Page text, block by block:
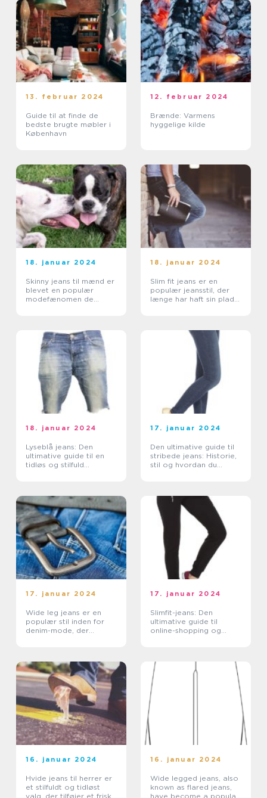
13. februar 2024
Guide til at finde de
bedste brugte møbler i
København
12. februar 2024
Brænde: Varmens
hyggelige kilde
18. januar 2024
Skinny jeans til mænd er
blevet en populær
modefænomen de
18. januar 2024
Slim fit jeans er en
populær jeansstil, der
længe har haft sin plads
18. januar 2024
Lyseblå jeans: Den
ultimative guide til en
tidløs og stilfuld
17. januar 2024
Den ultimative guide til
stribede jeans: Historie,
stil og hvordan du
17. januar 2024
Wide leg jeans er en
populær stil inden for
denim-mode, der
17. januar 2024
Slimfit-jeans: Den
ultimative guide til
online-shopping og
16. januar 2024
Hvide jeans til herrer er
et stilfuldt og tidløst
valg, der tilføjer et friskt
16. januar 2024
Wide legged jeans, also
known as flared jeans,
have become a popular